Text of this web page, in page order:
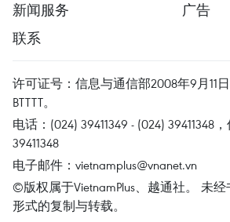
新闻服务
广告
联系
许可证号：信息与通信部2008年9月11
BTTTT。
电话：(024) 39411349 - (024) 39411348
39411348
电子邮件： vietnamplus@vnanet.vn
©版权属于VietnamPlus、越通社。 未
形式的复制与转载。